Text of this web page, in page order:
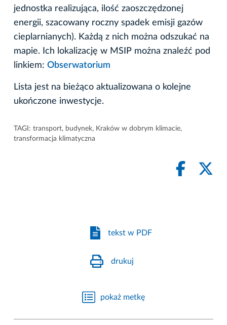
jednostka realizująca, ilość zaoszczędzonej
energii, szacowany roczny spadek emisji gazów
cieplarnianych). Każdą z nich można odszukać na
mapie. Ich lokalizację w MSIP można znaleźć pod
linkiem: Obserwatorium
Lista jest na bieżąco aktualizowana o kolejne
ukończone inwestycje.
TAGI: transport, budynek, Kraków w dobrym klimacie,
transformacja klimatyczna
tekst w PDF
drukuj
pokaż metkę